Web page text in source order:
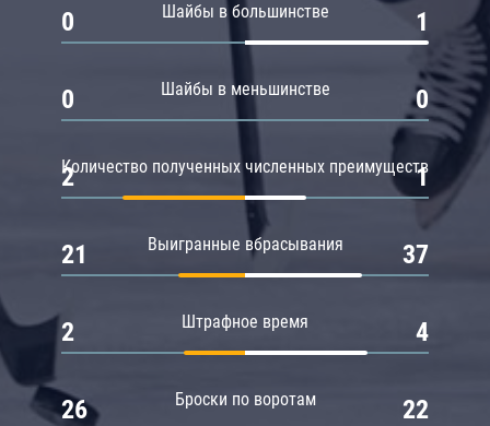
Шайбы в большинстве
0 1
Шайбы в меньшинстве
0 0
Количество полученных численных преимуществ
2 1
Выигранные вбрасывания
21 37
Штрафное время
2 4
Броски по воротам
26 22